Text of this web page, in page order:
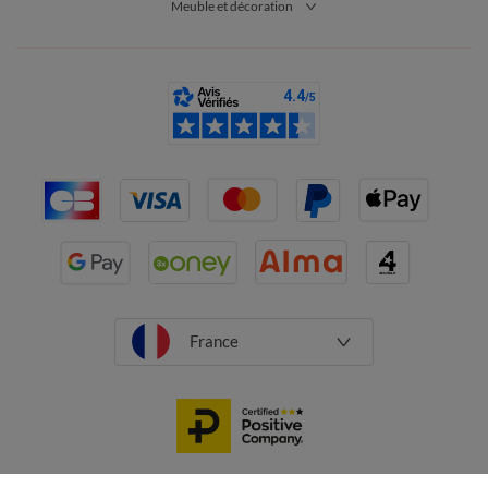
Dunlopillo et son âme de latex perforé avec 7 zones de confort.
Quelle est l'épaisseur idéale d'un matelas ?
Pour assurer un bon soutien, un matelas doit avoir au minimum
porte sur un matelas en mousse à mémoire de forme, nous vous
recommandons d’opter pour une épaisseur d’au moins 16 cm
soutien optimal.
bonne qualité ont souvent une épaisseur comprise entre 19 cm
et 25 cm. Si vous choisissez un matelas à ressorts, préférez une
épaisseur d’au moins 23 cm. Vous aspirez au confort ultime ?
ressorts ensachés avec 7 zones de confort et une épaisseur de
25 cm. Adapté à toutes les positions de sommeil, il est traité
anti-acariens, anti-punaises de lit, anti-moisissures et anti-feu.
Meuble et décoration
France